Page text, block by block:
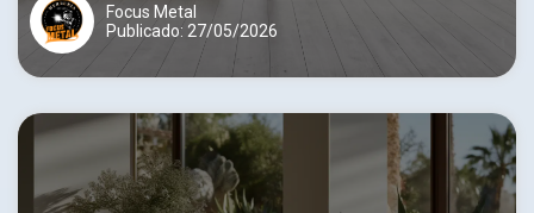
Focus Metal
Publicado: 27/05/2026